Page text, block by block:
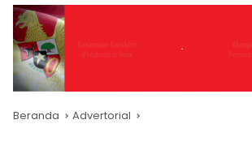
Beranda Advertorial